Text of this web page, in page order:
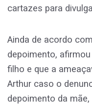
cartazes para
Ainda de acordo
depoimento,
filho e que a
Arthur caso o
depoimento da